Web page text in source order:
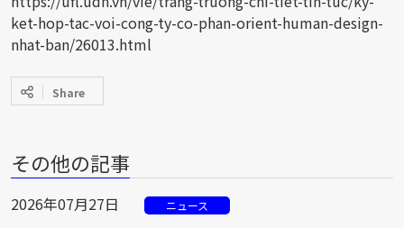
ket-hop-tac-voi-cong-ty-co-phan-orient-human-design-
nhat-ban/26013.html
Share
その他の記事
2026年07月27日 ニュース